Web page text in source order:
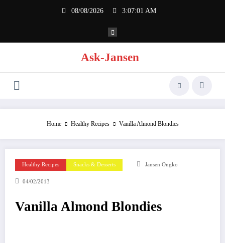
08/08/2026 3:07:02 AM
Ask-Jansen
Home Healthy Recipes Vanilla Almond Blondies
Healthy Recipes Snacks & Desserts Jansen Ongko
04/02/2013
Vanilla Almond Blondies